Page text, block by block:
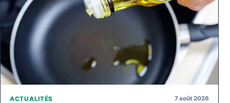
ACTUALITÉS 7 août 2026